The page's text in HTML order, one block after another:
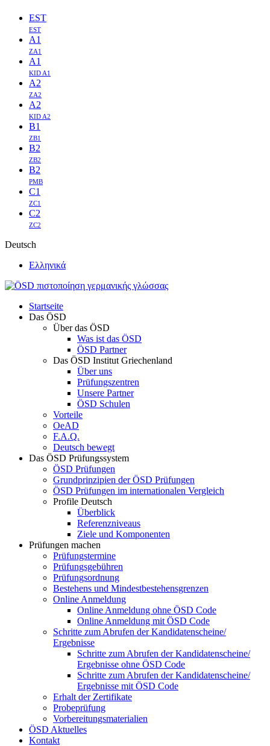
EST
EST
A1
ZA1
A1
KID A1
A2
ZA2
A2
KID A2
B1
ZB1
B2
ZB2
B2
PMB
C1
ZC1
C2
ZC2
Deutsch
Ελληνικά
Startseite
Das ÖSD
Über das ÖSD
Was ist das ÖSD
ÖSD Partner
Das ÖSD Institut Griechenland
Über uns
Prüfungszentren
Unsere Partner
ÖSD Schulen
Vorteile
OeAD
F.A.Q.
Deutsch bewegt
Das ÖSD Prüfungssystem
ÖSD Prüfungen
Grundprinzipien der ÖSD Prüfungen
ÖSD Prüfungen im internationalen Vergleich
Profile Deutsch
Überblick
Referenzniveaus
Ziele und Komponenten
Prüfungen machen
Prüfungstermine
Prüfungsgebühren
Prüfungsordnung
Bestehens und Mindestbestehensgrenzen
Online Anmeldung
Online Anmeldung ohne ÖSD Code
Online Anmeldung mit ÖSD Code
Schritte zum Abrufen der Kandidatenscheine/
Ergebnisse
Schritte zum Abrufen der Kandidatenscheine/
Ergebnisse ohne ÖSD Code
Schritte zum Abrufen der Kandidatenscheine/
Ergebnisse mit ÖSD Code
Erhalt der Zertifikate
Probeprüfung
Vorbereitungsmaterialien
ÖSD Aktuelles
Kontakt